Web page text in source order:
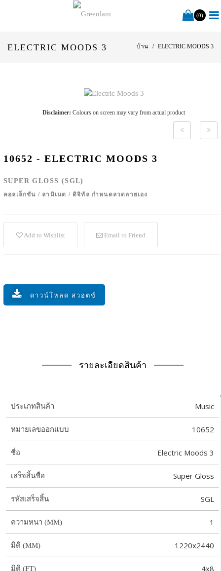
(0)
ELECTRIC MOODS 3 บ้าน ELECTRIC MOODS 3
Disclaimer: Colours on screen may vary from actual product
10652 - ELECTRIC MOODS 3
SUPER GLOSS (SGL)
คอลเล็กชัน / ลามิเนต / ดิจิทัล กำหนดลวดลายเอง
Add to Wishlist Email to Friend
ดาวน์โหลด สวอตช์
รายละเอียดสินค้า
ประเภทสินค้า Music
หมายเลขออกแบบ 10652
ชื่อ Electric Moods 3
เสร็จสิ้นชื่อ Super Gloss
รหัสเสร็จสิ้น SGL
ความหนา (MM) 1
มิติ (MM) 1220x2440
มิติ (FT) 4x8